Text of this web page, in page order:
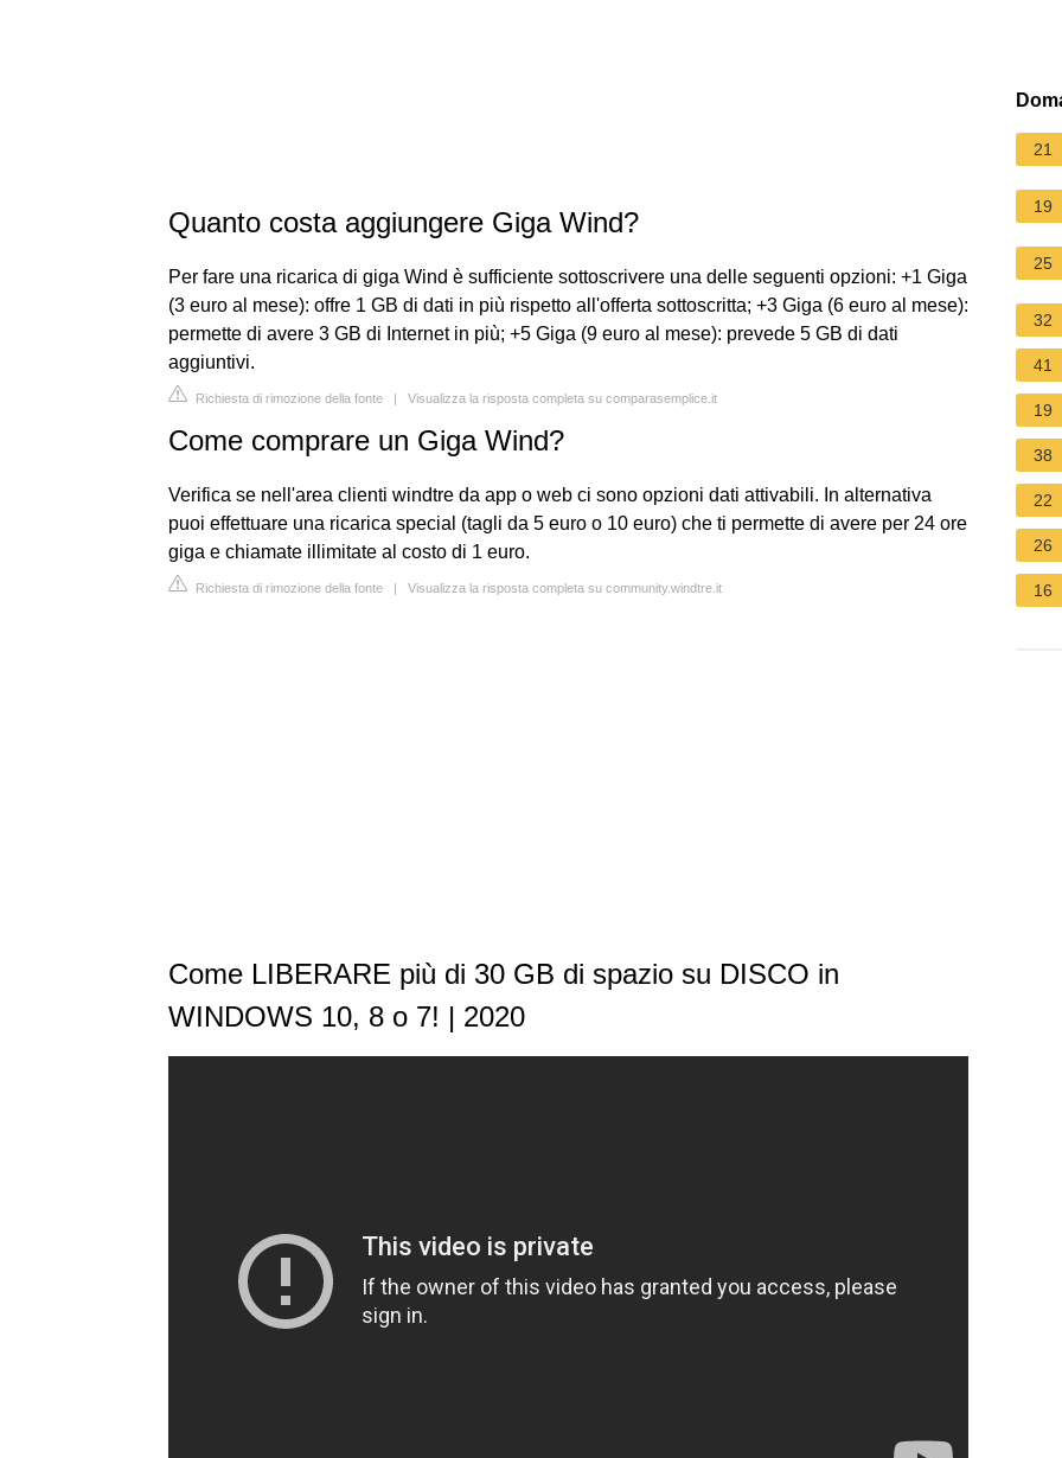
Quanto costa aggiungere Giga Wind?
Per fare una ricarica di giga Wind è sufficiente sottoscrivere una delle seguenti opzioni: +1 Giga
(3 euro al mese): offre 1 GB di dati in più rispetto all'offerta sottoscritta; +3 Giga (6 euro al mese):
permette di avere 3 GB di Internet in più; +5 Giga (9 euro al mese): prevede 5 GB di dati
aggiuntivi.
Richiesta di rimozione della fonte | Visualizza la risposta completa su comparasemplice.it
Come comprare un Giga Wind?
Verifica se nell'area clienti windtre da app o web ci sono opzioni dati attivabili. In alternativa
puoi effettuare una ricarica special (tagli da 5 euro o 10 euro) che ti permette di avere per 24 ore
giga e chiamate illimitate al costo di 1 euro.
Richiesta di rimozione della fonte | Visualizza la risposta completa su community.windtre.it
Come LIBERARE più di 30 GB di spazio su DISCO in
WINDOWS 10, 8 o 7! | 2020
21
19
25
32
41
19
38
22
26
16